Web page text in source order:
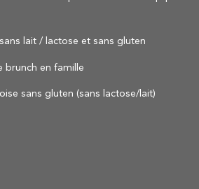
lait / lactose et sans gluten
brunch en famille
sans gluten (sans lactose/lait)